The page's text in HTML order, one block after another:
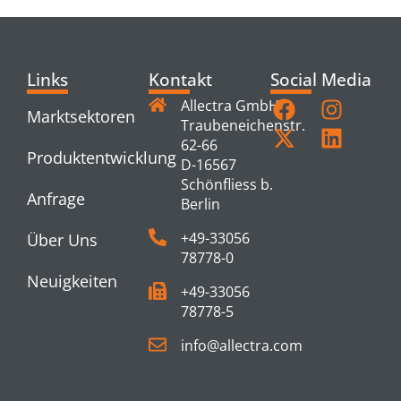
Links
Marktsektoren
Produktentwicklung
Anfrage
Über Uns
Neuigkeiten
Kontakt
Allectra GmbH
Traubeneichenstr.
62-66
D-16567
Schönfliess b.
Berlin
+49-33056
78778-0
+49-33056
78778-5
info@allectra.com
Social Media